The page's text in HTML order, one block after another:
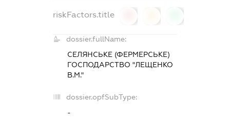
riskFactors.title
dossier.fullName:
СЕЛЯНСЬКЕ (ФЕРМЕРСЬКЕ)
ГОСПОДАРСТВО "ЛЕЩЕНКО
В.М."
dossier.opfSubType:
-